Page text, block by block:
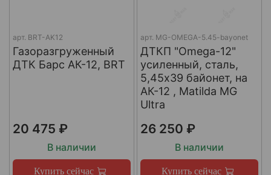
арт. BRT-AK12
Газоразгруженный
ДТК Барс АК-12, BRT
20 475 ₽
В наличии
Купить сейчас
арт. MG-OMEGA-5.45-bayonet
ДТКП "Omega-12"
усиленный, сталь,
5,45x39 байонет, на
АК-12 , Matilda MG
Ultra
26 250 ₽
В наличии
Купить сейчас